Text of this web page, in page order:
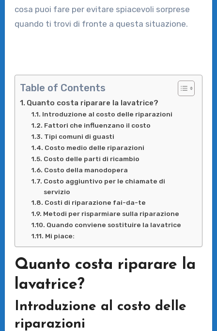
cosa puoi fare per evitare spiacevoli sorprese
quando ti trovi di fronte a questa situazione.
Table of Contents
Quanto costa riparare la lavatrice?
Introduzione al costo delle riparazioni
Fattori che influenzano il costo
Tipi comuni di guasti
Costo medio delle riparazioni
Costo delle parti di ricambio
Costo della manodopera
Costo aggiuntivo per le chiamate di
servizio
Costi di riparazione fai-da-te
Metodi per risparmiare sulla riparazione
Quando conviene sostituire la lavatrice
Mi piace:
Quanto costa riparare la
lavatrice?
Introduzione al costo delle
riparazioni